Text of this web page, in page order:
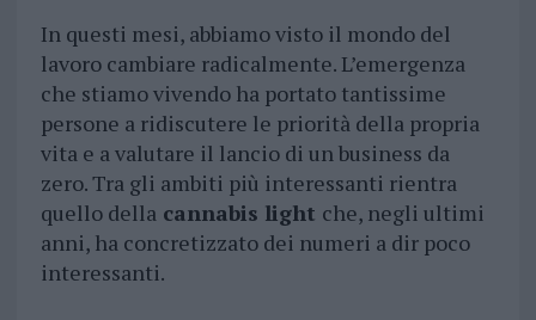
In questi mesi, abbiamo visto il mondo del
lavoro cambiare radicalmente. L’emergenza
che stiamo vivendo ha portato tantissime
persone a ridiscutere le priorità della propria
vita e a valutare il lancio di un business da
zero. Tra gli ambiti più interessanti rientra
quello dellacannabis light che, negli ultimi
anni, ha concretizzato dei numeri a dir poco
interessanti.